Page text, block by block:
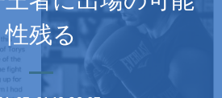
性残る